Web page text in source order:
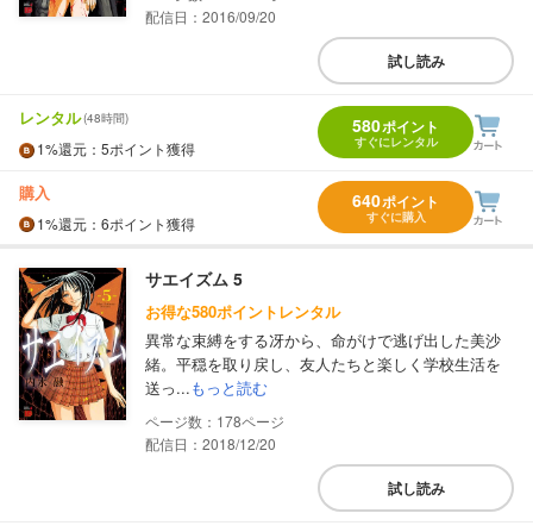
配信日：2016/09/20
試し読み
レンタル(48時間)
1%還元 ：5ポイント獲得
580ポイント
すぐにレンタル
購入
1%還元 ：6ポイント獲得
640ポイント
すぐに購入
サエイズム 5
お得な580ポイントレンタル
異常な束縛をする冴から、命がけで逃げ出した美沙
緒。平穏を取り戻し、友人たちと楽しく学校生活を
送っ...もっと読む
178
配信日：2018/12/20
試し読み